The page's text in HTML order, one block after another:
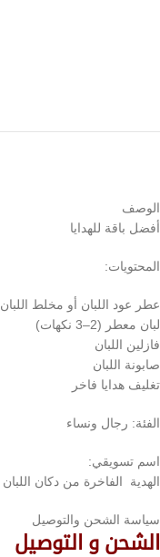
الوصف
أفضل باقة للهدايا
المحتويات:
عطر عود اللبان أو مخلط اللبان
لبان معطر (2–3 نكهات)
فازلين اللبان
صابونة اللبان
تغليف هدايا فاخر
الفئة: رجال ونساء
اسم تسويقي:
الهدية الفاخرة من دكان اللبان
سياسة الشحن والتوصيل
الشحن و التوصيل